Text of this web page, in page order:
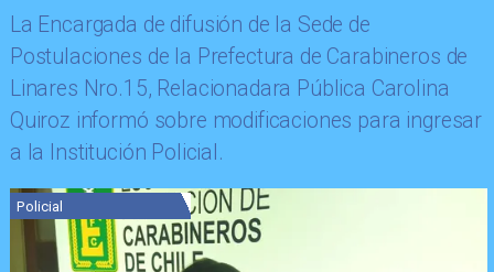
La Encargada de difusión de la Sede de
Postulaciones de la Prefectura de Carabineros de
Linares Nro.15, Relacionadara Pública Carolina
Quiroz informó sobre modificaciones para ingresar
a la Institución Policial.
Policial